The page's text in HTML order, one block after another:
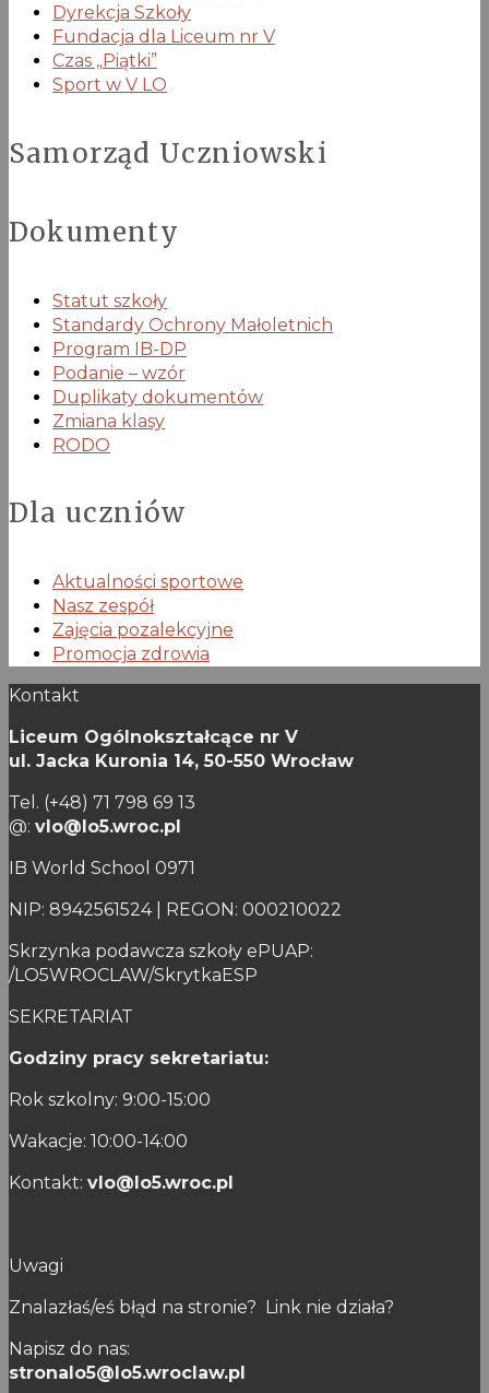
Dyrekcja Szkoły
Fundacja dla Liceum nr V
Czas „Piątki”
Sport w V LO
Samorząd Uczniowski
Dokumenty
Statut szkoły
Standardy Ochrony Małoletnich
Program IB-DP
Podanie – wzór
Duplikaty dokumentów
Zmiana klasy
RODO
Dla uczniów
Aktualności sportowe
Nasz zespół
Zajęcia pozalekcyjne
Promocja zdrowia
Kontakt
Liceum Ogólnokształcące nr V
ul. Jacka Kuronia 14, 50-550 Wrocław
Tel. (+48) 71 798 69 13
@: vlo@lo5.wroc.pl
IB World School 0971
NIP: 8942561524 | REGON: 000210022
Skrzynka podawcza szkoły ePUAP:
/LO5WROCLAW/SkrytkaESP
SEKRETARIAT
Godziny pracy sekretariatu:
Rok szkolny: 9:00-15:00
Wakacje: 10:00-14:00
Kontakt: vlo@lo5.wroc.pl
Uwagi
Znalazłaś/eś błąd na stronie? Link nie działa?
Napisz do nas:
stronalo5@lo5.wroclaw.pl